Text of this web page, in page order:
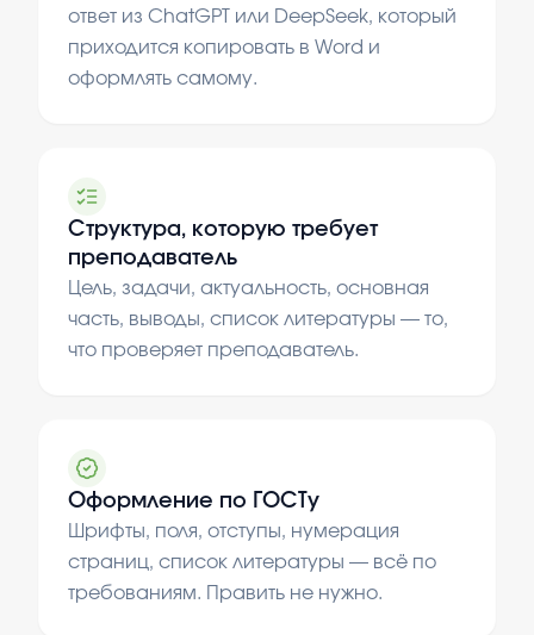
ответ из ChatGPT или DeepSeek, который
приходится копировать в Word и
оформлять самому.
Структура, которую требует
преподаватель
Цель, задачи, актуальность, основная
часть, выводы, список литературы — то,
что проверяет преподаватель.
Оформление по ГОСТу
Шрифты, поля, отступы, нумерация
страниц, список литературы — всё по
требованиям. Править не нужно.